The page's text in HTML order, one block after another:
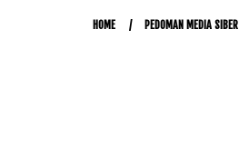
HOME PEDOMAN MEDIA SIBER